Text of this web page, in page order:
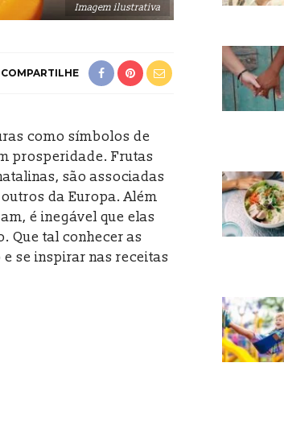
Imagem ilustrativa
COMPARTILHE
como símbolos de
prosperidade. Frutas
são associadas
da Europa. Além
é inegável que elas
Que tal conhecer as
se inspirar nas receitas